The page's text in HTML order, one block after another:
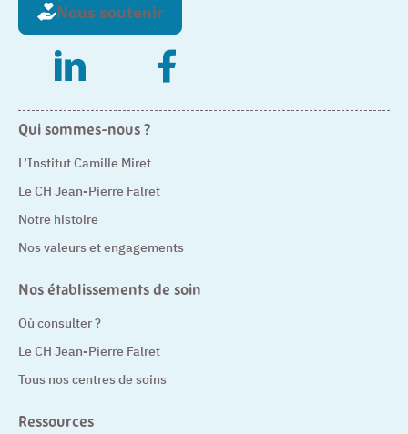
Nous soutenir
– Nouvelle fenêtre– Nouvelle fenêtre
Qui sommes-nous ?
L’Institut Camille Miret
Le CH Jean-Pierre Falret
Notre histoire
Nos valeurs et engagements
Nos établissements de soin
Où consulter ?
Le CH Jean-Pierre Falret
Tous nos centres de soins
Ressources